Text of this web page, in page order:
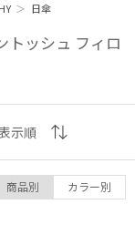
＞ 日傘
トッシュ フィロ
示順
商品別 カラー別